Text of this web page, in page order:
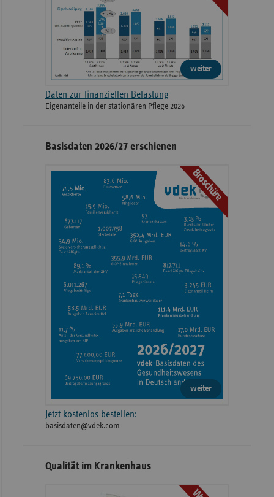
weiter
Daten zur finanziellen Belastung
Eigenanteile in der stationären Pflege 2026
Basisdaten 2026/27 erschienen
Broschüre
weiter
Jetzt kostenlos bestellen:
basisdaten@vdek.com
Qualität im Krankenhaus